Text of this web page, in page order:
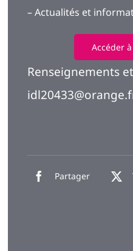
– Actualités et
Accéder
Renseignements
Partager